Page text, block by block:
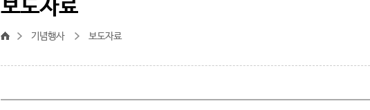
기념행사 보도자료